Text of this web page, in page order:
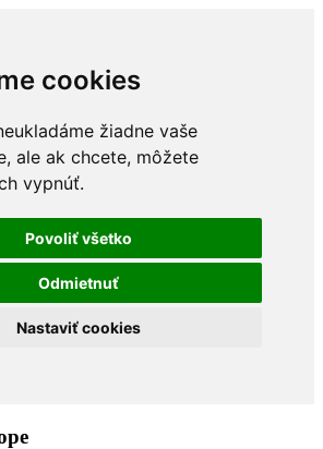
cookies
žiadne vaše
ale ak chcete, môžete
vypnúť.
Povoliť všetko
Odmietnuť
Nastaviť cookies